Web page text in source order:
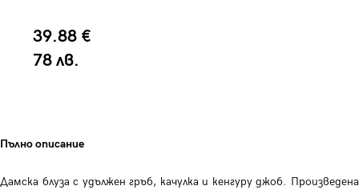
39.88 €
78 лв.
Пълно описание
Дамска блуза с удължен гръб, качулка и кенгуру джоб. Произведена